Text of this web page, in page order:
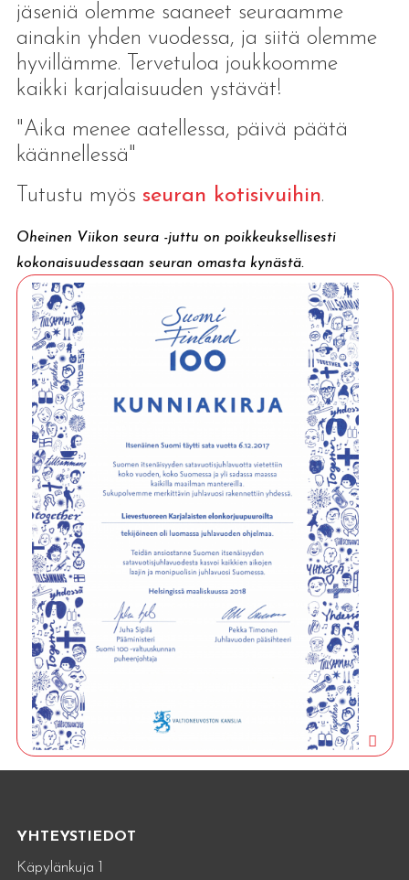
jäseniä olemme saaneet seuraamme
ainakin yhden vuodessa, ja siitä olemme
hyvillämme. Tervetuloa joukkoomme
kaikki karjalaisuuden ystävät!
"Aika menee aatellessa, päivä päätä
käännellessä"
Tutustu myös seuran kotisivuihin.
Oheinen Viikon seura -juttu on poikkeuksellisesti
kokonaisuudessaan seuran omasta kynästä.
YHTEYSTIEDOT
Käpylänkuja 1